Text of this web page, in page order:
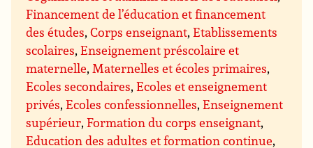
Financement de l’éducation et financement
des études,Corps enseignant,Etablissements
scolaires,Enseignement préscolaire et
maternelle,Maternelles et écoles primaires,
Ecoles secondaires,Ecoles et enseignement
privés,Ecoles confessionnelles,Enseignement
supérieur,Formation du corps enseignant,
Education des adultes et formation continue,